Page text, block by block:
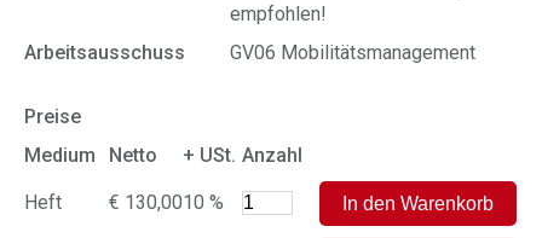
empfohlen!
Arbeitsausschuss
GV06 Mobilitätsmanagement
Preise
Medium
Netto + USt. Anzahl
Heft € 130,0010 %